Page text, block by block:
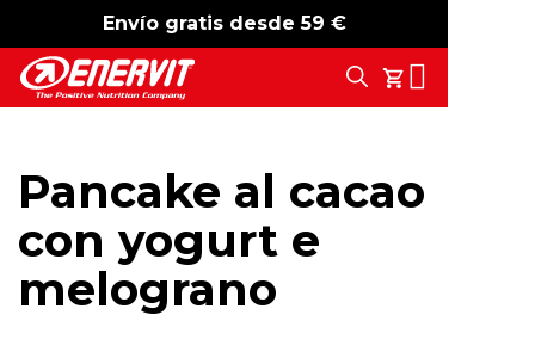
Envío gratis desde 59 €
-15% free shipping
Tu Carrito
Search
Pancake al cacao
con yogurt e
melograno